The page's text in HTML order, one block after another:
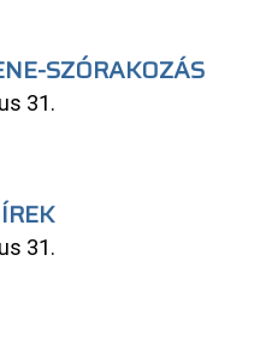
SZÓRAKOZÁS
31.
31.